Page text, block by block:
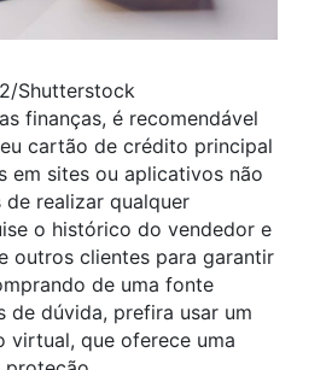
Shutterstock
finanças, é recomendável
cartão de crédito principal
em sites ou aplicativos não
realizar qualquer
o histórico do vendedor e
outros clientes para garantir
de uma fonte
de dúvida, prefira usar um
virtual, que oferece uma